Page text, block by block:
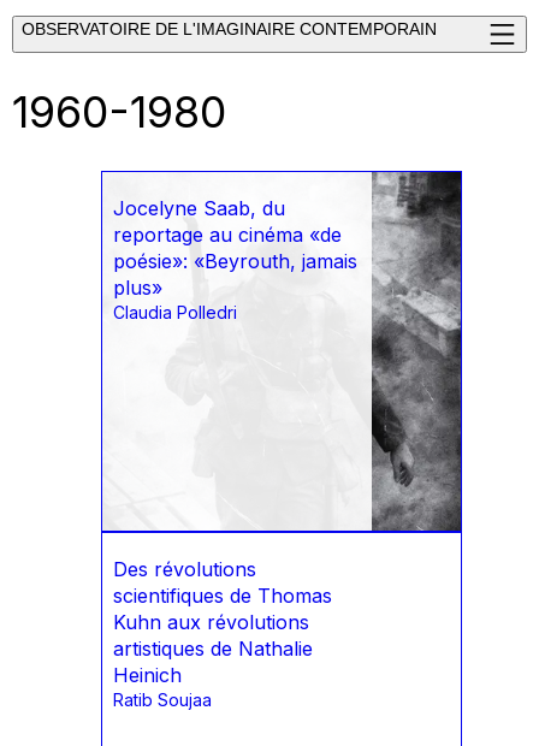
OBSERVATOIRE DE L'IMAGINAIRE CONTEMPORAIN
1960-1980
Jocelyne Saab, du
reportage au cinéma «de
poésie»: «Beyrouth, jamais
plus»
Claudia Polledri
Des révolutions
scientifiques de Thomas
Kuhn aux révolutions
artistiques de Nathalie
Heinich
Ratib Soujaa